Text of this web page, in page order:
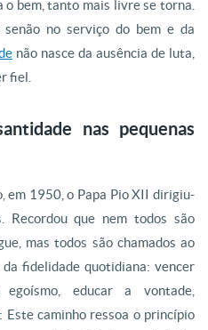
o bem, tanto mais livre se torna.
no serviço do bem e da
não nasce da ausência de luta,
fiel.
nas pequenas
em 1950, o Papa Pio XII dirigiu-
Recordou que nem todos são
mas todos são chamados ao
fidelidade quotidiana: vencer
educar a vontade,
: Este caminho ressoa o princípio